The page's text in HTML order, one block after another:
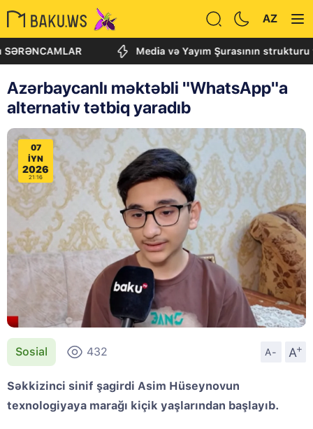
AZ
Media və Yayım Şurasının strukturu
Azərbaycanlı məktəbli "WhatsApp"a
alternativ tətbiq yaradıb
07
IYN
2026
21:16
Sosial 432 A- A
+
Səkkizinci sinif şagirdi Asim Hüseynovun
texnologiyaya marağı kiçik yaşlarından başlayıb.